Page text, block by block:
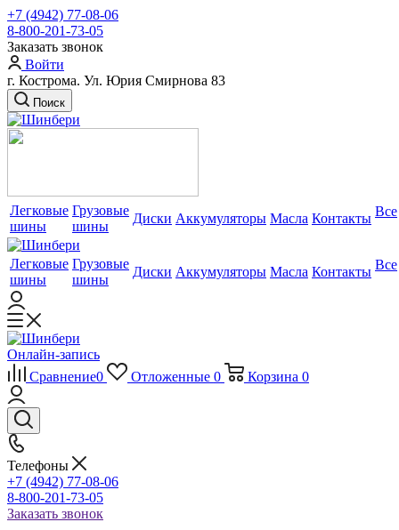
+7 (4942) 77-08-06
8-800-201-73-05
Заказать звонок
Войти
г. Кострома. Ул. Юрия Смирнова 83
Поиск
Легковые
шины
Грузовые
шины
Диски Аккумуляторы Масла Контакты Все
Легковые
шины
Грузовые
шины
Диски Аккумуляторы Масла Контакты Все
Онлайн-запись
Сравнение0 Отложенные 0 Корзина 0
Телефоны
+7 (4942) 77-08-06
8-800-201-73-05
Заказать звонок